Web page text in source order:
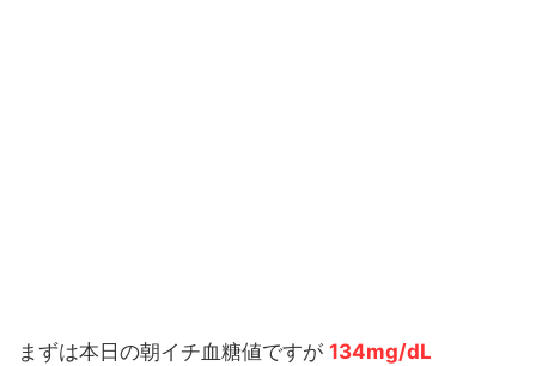
まずは本日の朝イチ血糖値ですが 134mg/dL